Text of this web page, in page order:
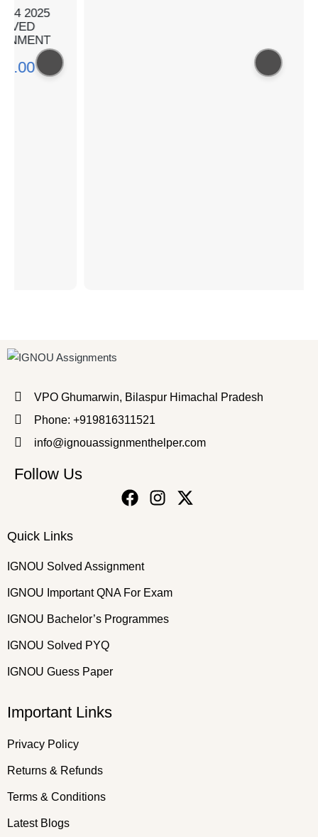
2025
VPO Ghumarwin, Bilaspur Himachal Pradesh
Phone: +919816311521
info@ignouassignmenthelper.com
Follow Us
Quick Links
IGNOU Solved Assignment
IGNOU Important QNA For Exam
IGNOU Bachelor’s Programmes
IGNOU Solved PYQ
IGNOU Guess Paper
Important Links
Privacy Policy
Returns & Refunds
Terms & Conditions
Latest Blogs